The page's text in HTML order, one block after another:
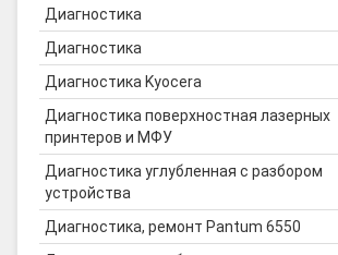
Диагностика
Диагностика
Диагностика Kyocera
Диагностика поверхностная лазерных
принтеров и МФУ
Диагностика углубленная с разбором
устройства
Диагностика, ремонт Pantum 6550